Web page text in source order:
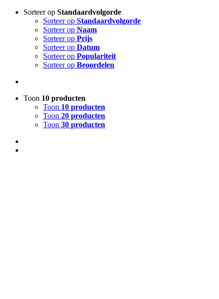
Sorteer op Standaardvolgorde
Sorteer op Standaardvolgorde
Sorteer op Naam
Sorteer op Prijs
Sorteer op Datum
Sorteer op Populariteit
Sorteer op Beoordelen
Toon 10 producten
Toon 10 producten
Toon 20 producten
Toon 30 producten